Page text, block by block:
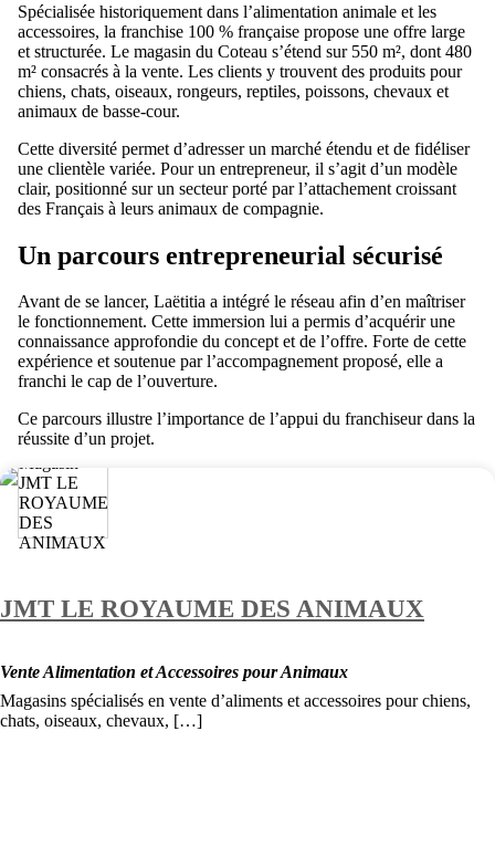
Spécialisée historiquement dans l’alimentation animale et les
accessoires, la franchise 100 % française propose une offre large
et structurée. Le magasin du Coteau s’étend sur 550 m², dont 480
m² consacrés à la vente. Les clients y trouvent des produits pour
chiens, chats, oiseaux, rongeurs, reptiles, poissons, chevaux et
animaux de basse-cour.
Cette diversité permet d’adresser un marché étendu et de fidéliser
une clientèle variée. Pour un entrepreneur, il s’agit d’un modèle
clair, positionné sur un secteur porté par l’attachement croissant
des Français à leurs animaux de compagnie.
Un parcours entrepreneurial sécurisé
Avant de se lancer, Laëtitia a intégré le réseau afin d’en maîtriser
le fonctionnement. Cette immersion lui a permis d’acquérir une
connaissance approfondie du concept et de l’offre. Forte de cette
expérience et soutenue par l’accompagnement proposé, elle a
franchi le cap de l’ouverture.
Ce parcours illustre l’importance de l’appui du franchiseur dans la
réussite d’un projet.
JMT LE ROYAUME DES ANIMAUX
Vente Alimentation et Accessoires pour Animaux
Magasins spécialisés en vente d’aliments et accessoires pour chiens,
chats, oiseaux, chevaux, […]